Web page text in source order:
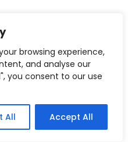
browsing experience,
and analyse our
you consent to our use
All Accept All